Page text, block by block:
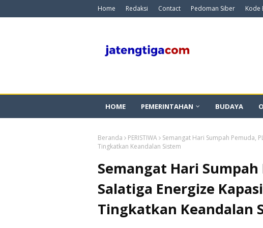
Home Redaksi Contact Pedoman Siber Kode
HOME PEMERINTAHAN BUDAYA
Beranda PERISTIWA
Semangat Hari Sumpah Pemuda,
Tingkatkan Keandalan Sistem
Semangat Hari Sumpah
Salatiga Energize
Tingkatkan Keandalan